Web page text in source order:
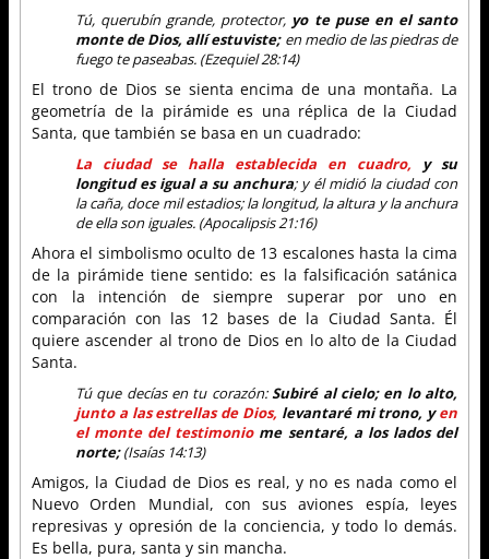
Tú, querubín grande, protector, yo te puse en el santo
monte de Dios, allí estuviste;en medio de las piedras de
fuego te paseabas. (Ezequiel 28:14)
El trono de Dios se sienta encima de una montaña. La
geometría de la pirámide es una réplica de la Ciudad
Santa, que también se basa en un cuadrado:
La ciudad se halla establecida en cuadro, y su
longitud es igual a su anchura; y él midió la ciudad con
la caña, doce mil estadios; la longitud, la altura y la anchura
de ella son iguales. (Apocalipsis 21:16)
Ahora el simbolismo oculto de 13 escalones hasta la cima
de la pirámide tiene sentido: es la falsificación satánica
con la intención de siempre superar por uno en
comparación con las 12 bases de la Ciudad Santa. Él
quiere ascender al trono de Dios en lo alto de la Ciudad
Santa.
Tú que decías en tu corazón:Subiré al cielo; en lo alto,
junto a las estrellas de Dios, levantaré mi trono, yen
el monte del testimoniome sentaré, a los lados del
norte;(Isaías 14:13)
Amigos, la Ciudad de Dios es real, y no es nada como el
Nuevo Orden Mundial, con sus aviones espía, leyes
represivas y opresión de la conciencia, y todo lo demás.
Es bella, pura, santa y sin mancha.